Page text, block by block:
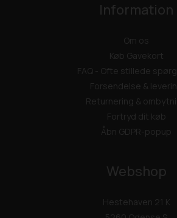
Information
Om os
Køb Gavekort
FAQ - Ofte stillede
Forsendelse &
Returnering &
Fortryd dit køb
Åbn GDPR-popup
Webshop
Hestehaven 21 K